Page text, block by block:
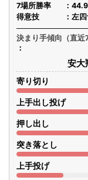
7場所勝率
得意技
左
決まり手傾向（直近7
安大
寄り切り
上手出し投げ
押し出し
突き落とし
上手投げ